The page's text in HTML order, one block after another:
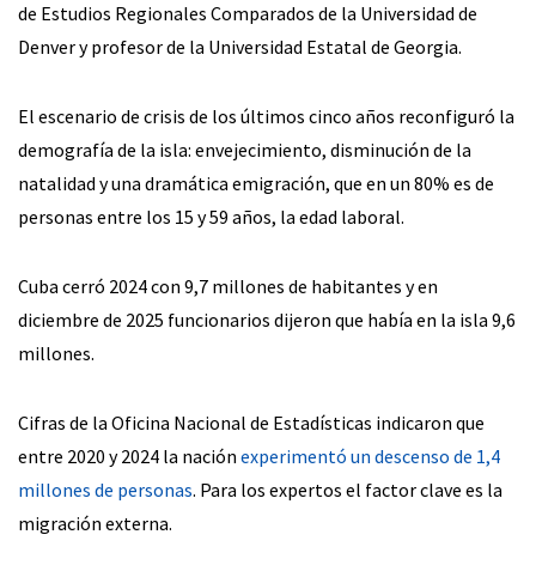
de Estudios Regionales Comparados de la Universidad de
Denver y profesor de la Universidad Estatal de Georgia.
El escenario de crisis de los últimos cinco años reconfiguró la
demografía de la isla: envejecimiento, disminución de la
natalidad y una dramática emigración, que en un 80% es de
personas entre los 15 y 59 años, la edad laboral.
Cuba cerró 2024 con 9,7 millones de habitantes y en
diciembre de 2025 funcionarios dijeron que había en la isla 9,6
millones.
Cifras de la Oficina Nacional de Estadísticas indicaron que
entre 2020 y 2024 la nación experimentó un descenso de 1,4
millones de personas. Para los expertos el factor clave es la
migración externa.